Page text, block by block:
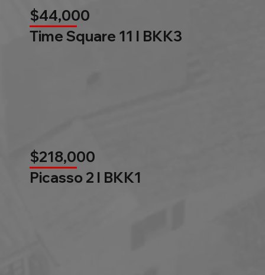
$44,000
Time Square 11 l BKK3
$218,000
Picasso 2 l BKK1